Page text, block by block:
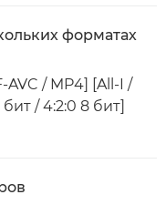
форматах
/ MP4] [All-I /
бит / 4:2:0 8 бит]